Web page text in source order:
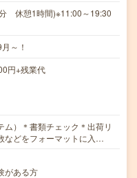
休憩1時間)※11:00～19:30
～！
円+残業代
ム）＊書類チェック＊出荷リ
などをフォーマットに入…
がある方